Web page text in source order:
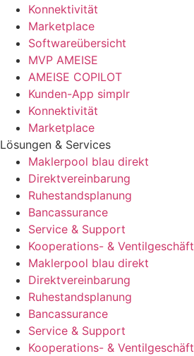
Konnektivität
Marketplace
Softwareübersicht
MVP AMEISE
AMEISE COPILOT
Kunden-App simplr
Konnektivität
Marketplace
Lösungen & Services
Maklerpool blau direkt
Direktvereinbarung
Ruhestandsplanung
Bancassurance
Service & Support
Kooperations- & Ventilgeschäft
Maklerpool blau direkt
Direktvereinbarung
Ruhestandsplanung
Bancassurance
Service & Support
Kooperations- & Ventilgeschäft